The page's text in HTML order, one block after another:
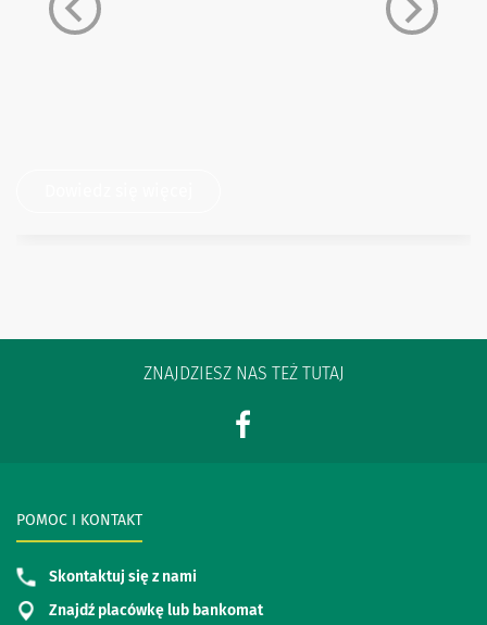
ZNAJDZIESZ NAS TEŻ TUTAJ
POMOC I KONTAKT
Skontaktuj się z nami
Znajdź placówkę lub bankomat